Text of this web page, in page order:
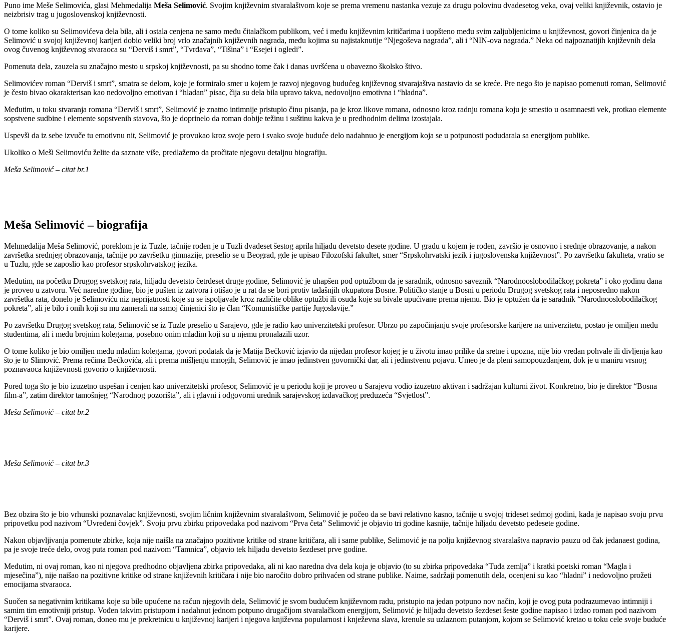
Puno ime Meše Selimovića, glasi Mehmedalija Meša Selimović. Svojim književnim stvaralaštvom koje se prema vremenu nastanka vezuje za drugu polovinu dvadesetog veka, ovaj veliki književnik, ostavio je
neizbrisiv trag u jugoslovenskoj književnosti.
O tome koliko su Selimovićeva dela bila, ali i ostala cenjena ne samo među čitalačkom publikom, već i među književnim kritičarima i uopšteno među svim zaljubljenicima u književnost, govori činjenica da je
Selimović u svojoj književnoj karijeri dobio veliki broj vrlo značajnih književnih nagrada, među kojima su najistaknutije “Njegoševa nagrada”, ali i “NIN-ova nagrada.” Neka od najpoznatijih književnih dela
ovog čuvenog književnog stvaraoca su “Derviš i smrt”, “Tvrđava”, “Tišina” i “Esejei i ogledi”.
Pomenuta dela, zauzela su značajno mesto u srpskoj književnosti, pa su shodno tome čak i danas uvršćena u obavezno školsko štivo.
Selimovićev roman “Derviš i smrt”, smatra se delom, koje je formiralo smer u kojem je razvoj njegovog budućeg književnog stvarajaštva nastavio da se kreće. Pre nego što je napisao pomenuti roman, Selimović
je često bivao okarakterisan kao nedovoljno emotivan i “hladan” pisac, čija su dela bila upravo takva, nedovoljno emotivna i “hladna”.
Međutim, u toku stvaranja romana “Derviš i smrt”, Selimović je znatno intimnije pristupio činu pisanja, pa je kroz likove romana, odnosno kroz radnju romana koju je smestio u osamnaesti vek, protkao elemente
sopstvene sudbine i elemente sopstvenih stavova, što je doprinelo da roman dobije težinu i suštinu kakva je u predhodnim delima izostajala.
Uspevši da iz sebe izvuče tu emotivnu nit, Selimović je provukao kroz svoje pero i svako svoje buduće delo nadahnuo je energijom koja se u potpunosti podudarala sa energijom publike.
Ukoliko o Meši Selimoviću želite da saznate više, predlažemo da pročitate njegovu detaljnu biografiju.
Meša Selimović – citat br.1
Meša Selimović – biografija
Mehmedalija Meša Selimović, poreklom je iz Tuzle, tačnije rođen je u Tuzli dvadeset šestog aprila hiljadu devetsto desete godine. U gradu u kojem je rođen, završio je osnovno i srednje obrazovanje, a nakon
završetka srednjeg obrazovanja, tačnije po završetku gimnazije, preselio se u Beograd, gde je upisao Filozofski fakultet, smer “Srpskohrvatski jezik i jugoslovenska književnost”. Po završetku fakulteta, vratio se
u Tuzlu, gde se zaposlio kao profesor srpskohrvatskog jezika.
Međutim, na početku Drugog svetskog rata, hiljadu devetsto četrdeset druge godine, Selimović je uhapšen pod optužbom da je saradnik, odnosno saveznik “Narodnooslobodilačkog pokreta” i oko godinu dana
je proveo u zatvoru. Već naredne godine, bio je pušten iz zatvora i otišao je u rat da se bori protiv tadašnjih okupatora Bosne. Političko stanje u Bosni u periodu Drugog svetskog rata i neposredno nakon
završetka rata, donelo je Selimoviću niz neprijatnosti koje su se ispoljavale kroz različite oblike optužbi ili osuda koje su bivale upućivane prema njemu. Bio je optužen da je saradnik “Narodnooslobodilačkog
pokreta”, ali je bilo i onih koji su mu zamerali na samoj činjenici što je član “Komunističke partije Jugoslavije.”
Po završetku Drugog svetskog rata, Selimović se iz Tuzle preselio u Sarajevo, gde je radio kao univerzitetski profesor. Ubrzo po započinjanju svoje profesorske karijere na univerzitetu, postao je omiljen među
studentima, ali i među brojnim kolegama, posebno onim mlađim koji su u njemu pronalazili uzor.
O tome koliko je bio omiljen među mlađim kolegama, govori podatak da je Matija Bećković izjavio da nijedan profesor kojeg je u životu imao prilike da sretne i upozna, nije bio vredan pohvale ili divljenja kao
što je to Slimović. Prema rečima Bećkovića, ali i prema mišljenju mnogih, Selimović je imao jedinstven govornički dar, ali i jedinstvenu pojavu. Umeo je da pleni samopouzdanjem, dok je u maniru vrsnog
poznavaoca književnosti govorio o književnosti.
Pored toga što je bio izuzetno uspešan i cenjen kao univerzitetski profesor, Selimović je u periodu koji je proveo u Sarajevu vodio izuzetno aktivan i sadržajan kulturni život. Konkretno, bio je direktor “Bosna
film-a”, zatim direktor tamošnjeg “Narodnog pozorišta”, ali i glavni i odgovorni urednik sarajevskog izdavačkog preduzeća “Svjetlost”.
Meša Selimović – citat br.2
Meša Selimović – citat br.3
Bez obzira što je bio vrhunski poznavalac književnosti, svojim ličnim književnim stvaralaštvom, Selimović je počeo da se bavi relativno kasno, tačnije u svojoj trideset sedmoj godini, kada je napisao svoju prvu
pripovetku pod nazivom “Uvređeni čovjek”. Svoju prvu zbirku pripovedaka pod nazivom “Prva četa” Selimović je objavio tri godine kasnije, tačnije hiljadu devetsto pedesete godine.
Nakon objavljivanja pomenute zbirke, koja nije naišla na značajno pozitivne kritike od strane kritičara, ali i same publike, Selimović je na polju književnog stvaralaštva napravio pauzu od čak jedanaest godina,
pa je svoje treće delo, ovog puta roman pod nazivom “Tamnica”, objavio tek hiljadu devetsto šezdeset prve godine.
Međutim, ni ovaj roman, kao ni njegova predhodno objavljena zbirka pripovedaka, ali ni kao naredna dva dela koja je objavio (to su zbirka pripovedaka “Tuđa zemlja” i kratki poetski roman “Magla i
mjesečina”), nije naišao na pozitivne kritike od strane književnih kritičara i nije bio naročito dobro prihvaćen od strane publike. Naime, sadržaji pomenutih dela, ocenjeni su kao “hladni” i nedovoljno prožeti
emocijama stvaraoca.
Suočen sa negativnim kritikama koje su bile upućene na račun njegovih dela, Selimović je svom budućem književnom radu, pristupio na jedan potpuno nov način, koji je ovog puta podrazumevao intimniji i
samim tim emotivniji pristup. Vođen takvim pristupom i nadahnut jednom potpuno drugačijom stvaralačkom energijom, Selimović je hiljadu devetsto šezdeset šeste godine napisao i izdao roman pod nazivom
“Derviš i smrt”. Ovaj roman, doneo mu je prekretnicu u književnoj karijeri i njegova književna popularnost i knježevna slava, krenule su uzlaznom putanjom, kojom se Selimović kretao u toku cele svoje buduće
karijere.